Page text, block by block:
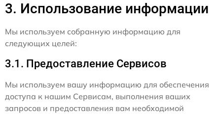
3. Использование информации
Мы используем собранную информацию для
следующих целей:
3.1. Предоставление Сервисов
Мы используем вашу информацию для обеспечения
доступа к нашим Сервисам, выполнения ваших
запросов и предоставления вам необходимой